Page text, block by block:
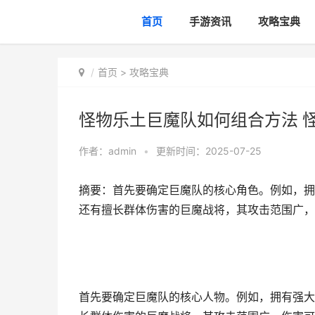
首页 手游资讯 攻略宝典
首页 > 攻略宝典
怪物乐土巨魔队如何组合方法
作者： admin • 更新时间：2025-07-25
摘要：首先要确定巨魔队的核心角色。例如，
还有擅长群体伤害的巨魔战将，其攻击范围广
首先要确定巨魔队的核心人物。例如，拥有强